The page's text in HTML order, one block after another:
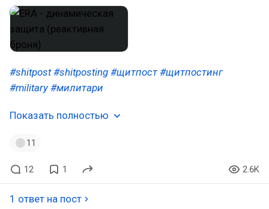
#shitpost #shitposting #щитпост #щитпостинг
#military #милитари
Показать полностью
11
12 1 2.6K
1 ответ на пост